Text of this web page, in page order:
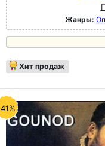
Жанры:
Хит продаж